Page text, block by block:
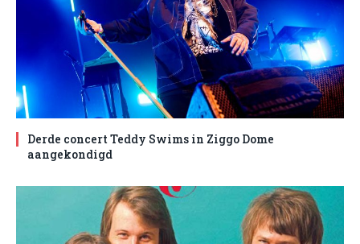
Derde concert Teddy Swims in Ziggo Dome
aangekondigd